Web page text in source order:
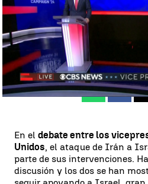
Iñigo Purroy |Carla Moya
Actualizado:02 de octubre de
Publicado:02 de octubre de
Whatsapp
En el debate entre los
Unidos, el ataque de Irán a
parte de sus intervenciones.
discusión y los dos se han